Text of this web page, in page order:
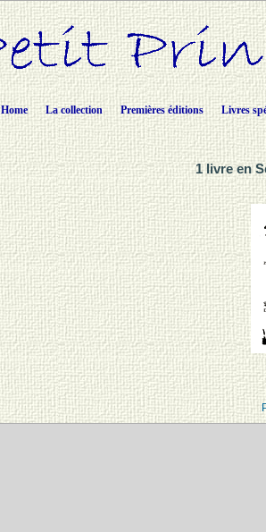
Home La collection Premières éditions Livres
1 livre en